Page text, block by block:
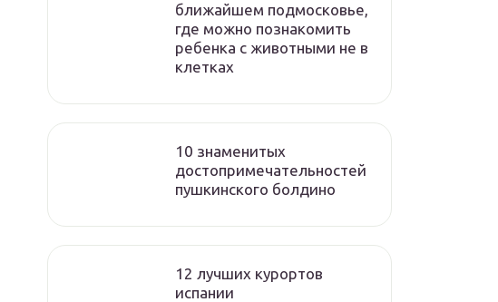
ближайшем подмосковье,
где можно познакомить
ребенка с животными не в
клетках
10 знаменитых
достопримечательностей
пушкинского болдино
12 лучших курортов
испании